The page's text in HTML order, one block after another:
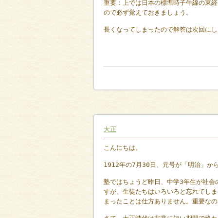
重要：上では日本の標準時子午線の東
ので必ず覚えておきましょう。
長くなってしまったので解答は次回に
大正
こんにちは。
1912年の7月30日、元号が「明治」か
塾ではちょうど昨日、中学3年生が社
すが、生徒たちはいろいろと忘れてし
まったことは仕方ありません。重要な